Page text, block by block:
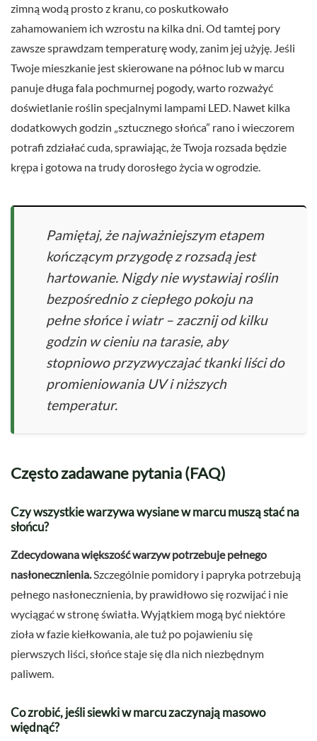
zimną wodą prosto z kranu, co poskutkowało
zahamowaniem ich wzrostu na kilka dni. Od tamtej pory
zawsze sprawdzam temperaturę wody, zanim jej użyję. Jeśli
Twoje mieszkanie jest skierowane na północ lub w marcu
panuje długa fala pochmurnej pogody, warto rozważyć
doświetlanie roślin specjalnymi lampami LED. Nawet kilka
dodatkowych godzin „sztucznego słońca” rano i wieczorem
potrafi zdziałać cuda, sprawiając, że Twoja rozsada będzie
krępa i gotowa na trudy dorosłego życia w ogrodzie.
Pamiętaj, że najważniejszym etapem
kończącym przygodę z rozsadą jest
hartowanie. Nigdy nie wystawiaj roślin
bezpośrednio z ciepłego pokoju na
pełne słońce i wiatr – zacznij od kilku
godzin w cieniu na tarasie, aby
stopniowo przyzwyczajać tkanki liści do
promieniowania UV i niższych
temperatur.
Często zadawane pytania (FAQ)
Czy wszystkie warzywa wysiane w marcu muszą stać na
słońcu?
Zdecydowana większość warzyw potrzebuje pełnego
nasłonecznienia. Szczególnie pomidory i papryka potrzebują
pełnego nasłonecznienia, by prawidłowo się rozwijać i nie
wyciągać w stronę światła. Wyjątkiem mogą być niektóre
zioła w fazie kiełkowania, ale tuż po pojawieniu się
pierwszych liści, słońce staje się dla nich niezbędnym
paliwem.
Co zrobić, jeśli siewki w marcu zaczynają masowo
więdnąć?